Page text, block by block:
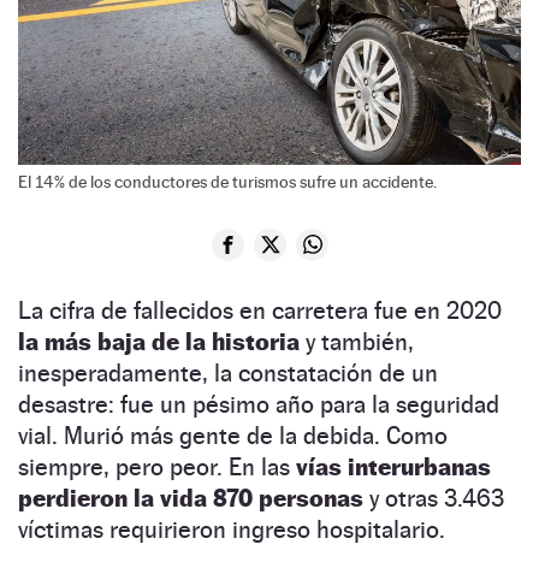
El 14% de los conductores de turismos sufre un accidente.
La cifra de fallecidos en carretera fue en 2020
la más baja de la historia y también,
inesperadamente, la constatación de un
desastre: fue un pésimo año para la seguridad
vial. Murió más gente de la debida. Como
siempre, pero peor. En las vías interurbanas
perdieron la vida 870 personas y otras 3.463
víctimas requirieron ingreso hospitalario.